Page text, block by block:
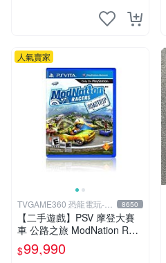
人氣賣家
TVGAME360 恐龍電玩-台
中店
8650
【二手遊戲】PSV 摩登大賽
車 公路之旅 ModNation Rac
ers 中文版 【台中恐龍電玩】
$99,990